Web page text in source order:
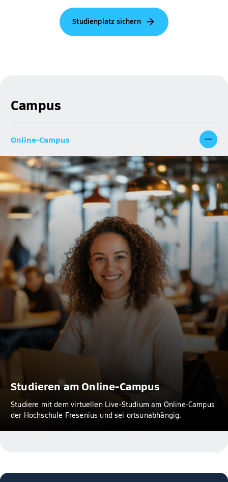
Studienplatz sichern
Campus
Online-Campus
Studieren am Online-Campus
Studiere mit dem virtuellen Live-Studium am Online-Campus
der Hochschule Fresenius und sei ortsunabhängig.